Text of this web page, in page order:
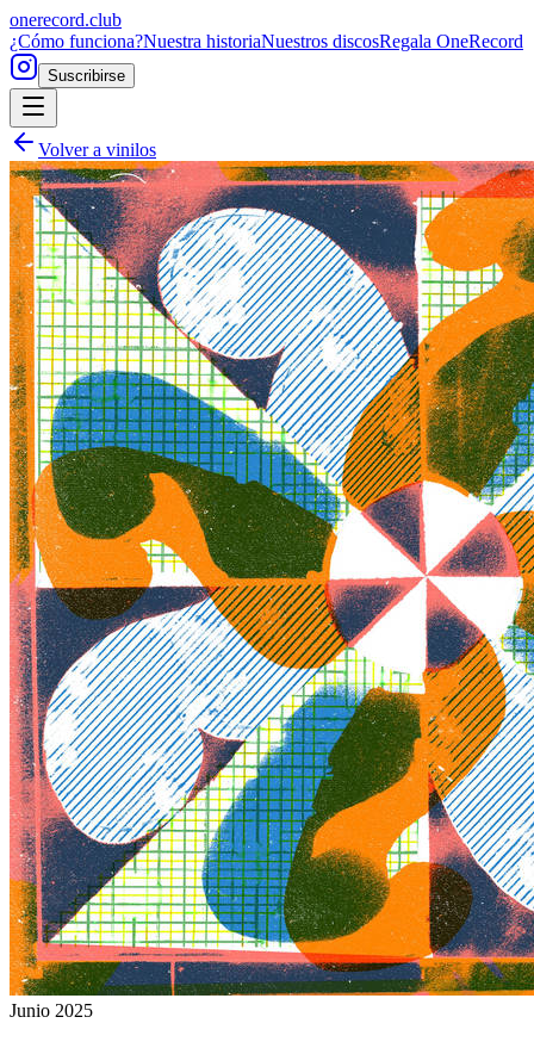
onerecord.club
¿Cómo funciona?Nuestra historiaNuestros discosRegala OneRecord
Suscribirse
Volver a vinilos
Junio 2025